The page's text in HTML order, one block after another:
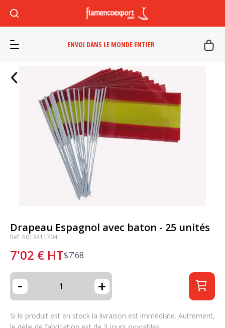
ENVOI DANS LE MONDE ENTIER
Drapeau Espagnol avec baton - 25 unités
Ref: 5013411704
7'02 € HT$7'68
- +
Si le produit est en stock la livraison est immédiate. Autrement,